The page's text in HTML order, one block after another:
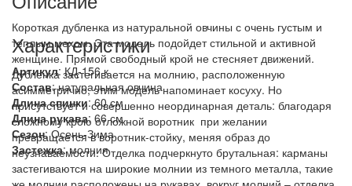
Короткая дубленка из натуральной овчины с очень густым и
теплым мехом. Эта модель подойдет стильной и активной
женщине. Прямой свободный крой не стесняет движений.
Дубленка застегивается на молнию, расположенную
асимметрично, этим модель напоминает косуху. Но
присутствует и совершенно неординарная деталь: благодаря
сложному крою отложной воротник при желании
превращается в воротник-стойку, меняя образ до
неузнаваемости. Отделка подчеркнуто брутальная: карманы
застегиваются на широкие молнии из темного металла, такие
Характеристики
Артикул: КД-156 к
Состав:натуральная овчина
Длина спинки: 60 см
Длина рукава: 66 см
Сезон: Осень-Зима
Застежка: молния